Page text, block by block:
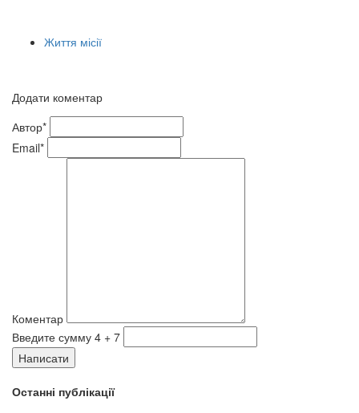
Життя місії
Додати коментар
Автор*
Email*
Коментар
Введите сумму 4 + 7
Написати
Останні публікації